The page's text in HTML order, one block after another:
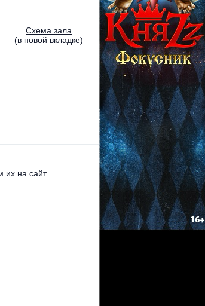
Cхема зала
(в новой вкладке)
их на сайт.